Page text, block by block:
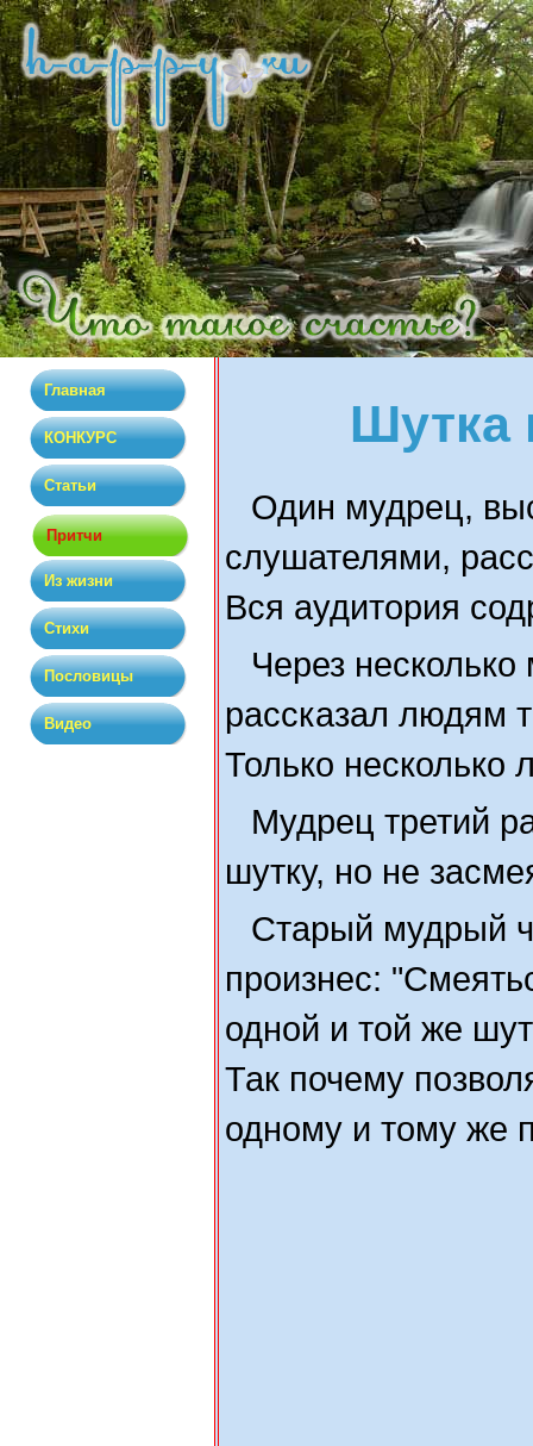
Главная
КОНКУРС
Статьи
Притчи
Из жизни
Стихи
Пословицы
Видео
Шутка
Один мудрец,
слушателями,
Вся аудитория
Через
рассказал людям
Только несколько
Мудрец третий
шутку, но не
Старый мудрый
произнес:
одной и той же
Так почему
одному и тому же